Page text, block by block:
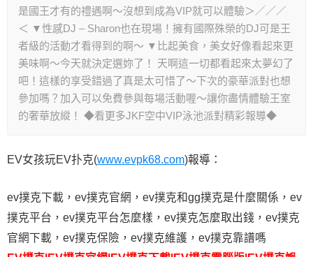
是國王才有的禮遇啊～沒想到成為VIP就可以體驗＞／／／
＜ ▼性感DJ – Sharon也在現場！擁有國際殊榮的DJ可是王
者級的活動才看得到的啊～ ▼比起美食，美女好像看起來更
美味啊～今天就決定選妳了！ 天啊這一切都看起來太夢幻了
吧！這樣的享受錯過了真是太可惜了～下次的豪華派對也想
參加嗎？加入可以免費參與每場活動喔～讓你盡情體驗王室
的奢華放縱！ ◆看更多JKF空中VIP泳池派對精彩報導◆
EV女孩玩EV扑克(www.evpk68.com)報導：
ev撲克下載，ev撲克官網，ev撲克和gg撲克是什麼關係，ev
撲克平台，ev撲克平台怎麼樣，ev撲克怎麼取出錢，ev撲克
官網下載，ev撲克保險，ev撲克維護，ev撲克靠譜嗎